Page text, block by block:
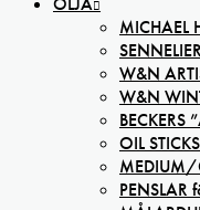
MICHAEL
W&N
W&N
BECKERS
OIL
MEDIUM/
PENSLAR